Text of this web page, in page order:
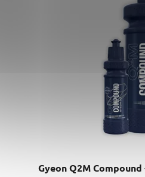
Gyeon Q2M